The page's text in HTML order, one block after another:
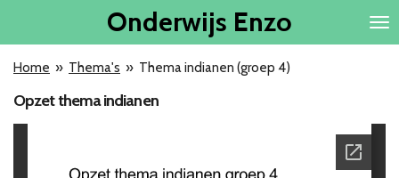
de
hoofdinhoud
Onderwijs Enzo
Home » Thema's » Thema indianen (groep 4)
Opzet thema indianen